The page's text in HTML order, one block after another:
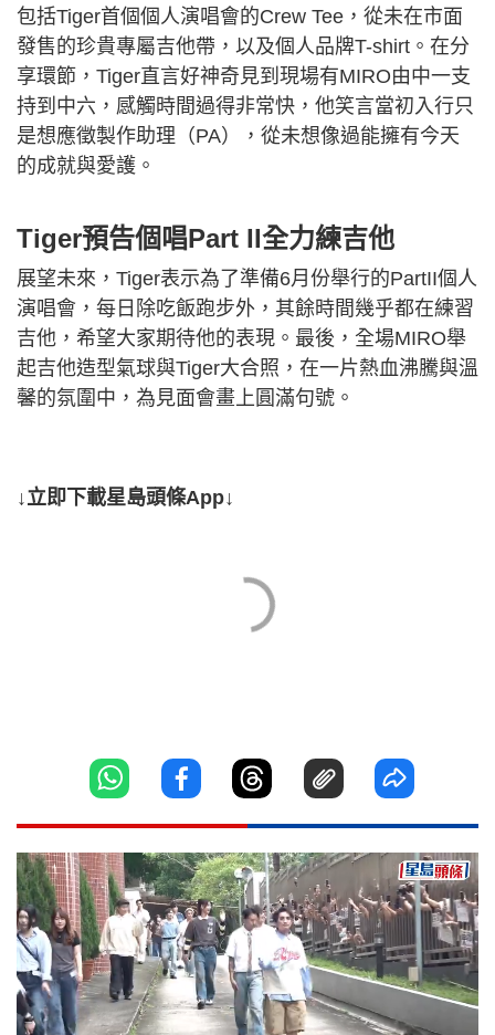
包括Tiger首個個人演唱會的Crew Tee，從未在市面
發售的珍貴專屬吉他帶，以及個人品牌T-shirt。在分
享環節，Tiger直言好神奇見到現場有MIRO由中一支
持到中六，感觸時間過得非常快，他笑言當初入行只
是想應徵製作助理（PA），從未想像過能擁有今天
的成就與愛護。
Tiger預告個唱Part II全力練吉他
展望未來，Tiger表示為了準備6月份舉行的PartII個人
演唱會，每日除吃飯跑步外，其餘時間幾乎都在練習
吉他，希望大家期待他的表現。最後，全場MIRO舉
起吉他造型氣球與Tiger大合照，在一片熱血沸騰與溫
馨的氛圍中，為見面會畫上圓滿句號。
↓立即下載星島頭條App↓